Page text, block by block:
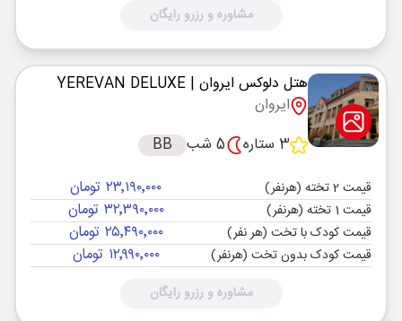
مشاوره و رزرو رایگان
هتل دلوکس ایروان | YEREVAN DELUXE
ایروان
3 ستاره
5 شب BB
قیمت 2 تخته (هرنفر) ۲۳٬۱۹۰٬۰۰۰ تومان
قیمت 1 تخته (هرنفر) ۳۲٬۳۹۰٬۰۰۰ تومان
قیمت کودک با تخت (هر نفر) ۲۵٬۴۹۰٬۰۰۰ تومان
قیمت کودک بدون تخت (هرنفر) ۱۲٬۹۹۰٬۰۰۰ تومان
مشاوره و رزرو رایگان